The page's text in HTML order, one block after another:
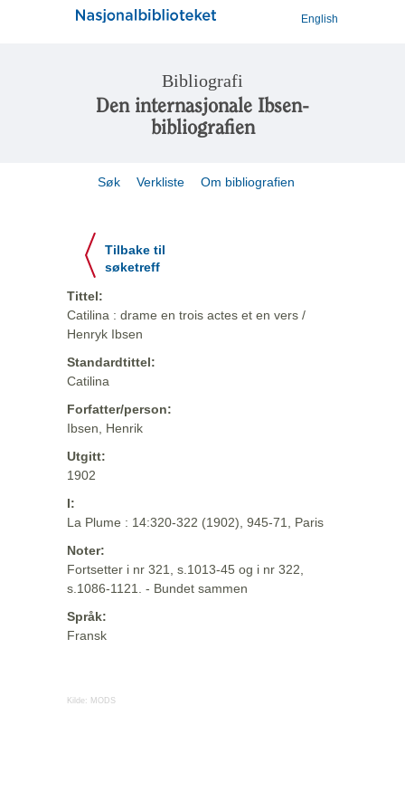
English
Bibliografi
Den internasjonale Ibsen-
bibliografien
Søk Verkliste Om bibliografien
Tilbake til
søketreff
Tittel:
Catilina : drame en trois actes et en vers /
Henryk Ibsen
Standardtittel:
Catilina
Forfatter/person:
Ibsen, Henrik
Utgitt:
1902
I:
La Plume : 14:320-322 (1902), 945-71, Paris
Noter:
Fortsetter i nr 321, s.1013-45 og i nr 322,
s.1086-1121. - Bundet sammen
Språk:
Fransk
Kilde: MODS